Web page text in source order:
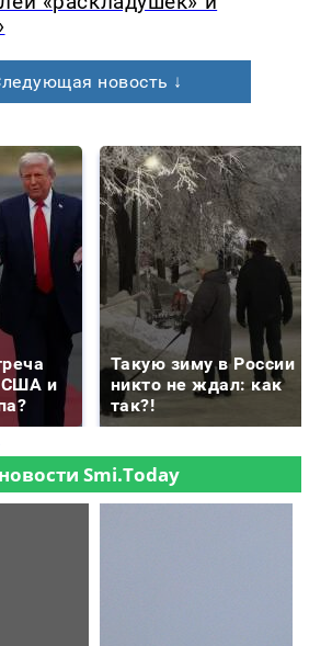
новость ↓
США и
Такую зиму в России
никто не ждал: как
так?!